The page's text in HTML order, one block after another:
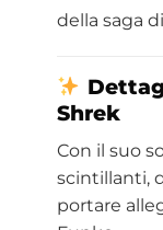
della saga
Shrek
Con il suo
scintillanti,
portare